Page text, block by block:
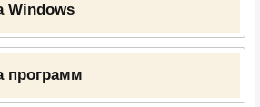
Windows
программ